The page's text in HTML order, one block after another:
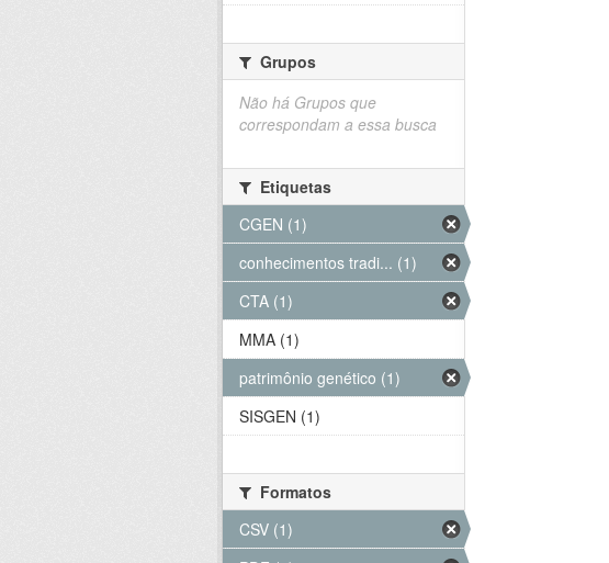
Grupos
Não há Grupos que
correspondam a essa busca
Etiquetas
CGEN (1)
conhecimentos tradi... (1)
CTA (1)
MMA (1)
patrimônio genético (1)
SISGEN (1)
Formatos
CSV (1)